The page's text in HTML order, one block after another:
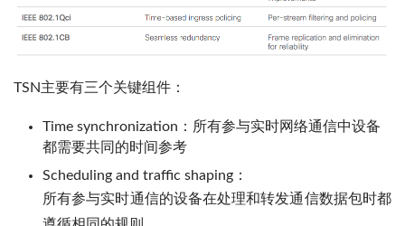
TSN主要有三个关键组件：
Time synchronization：所有参与实时网络通信中设备
都需要共同的时间参考
Scheduling and traffic shaping：
所有参与实时通信的设备在处理和转发通信数据包时都